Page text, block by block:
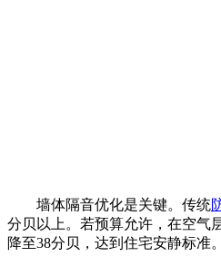
墙体隔音优化是关键。传统
分贝以上。若预算允许，在空气
降至38分贝，达到住宅安静标准。